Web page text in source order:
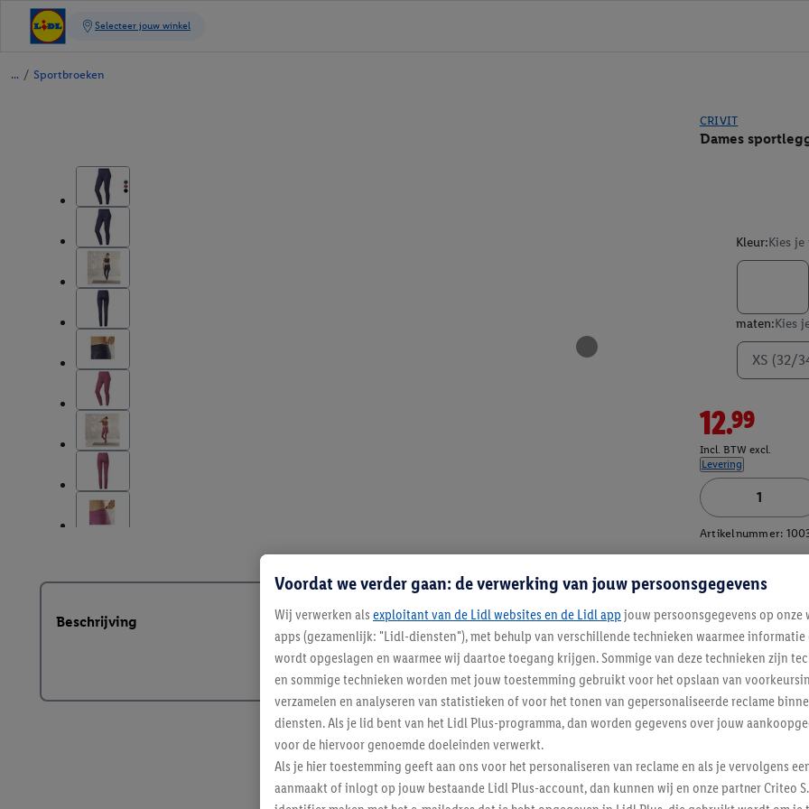
/ Sportbroeken
CRIVIT
Dames
Kleur:Kies
maten:Kies
XS (32/
12.99
Incl. BTW excl.
Levering
Artikelnummer:
Beschrijving
Voordat we verder gaan: de verwerking van jouw persoonsgegevens
Wij verwerken als exploitant van de Lidl websites en de Lidl app jouw persoonsgegevens op onze
apps (gezamenlijk: "Lidl-diensten"), met behulp van verschillende technieken waarmee
wordt opgeslagen en waarmee wij daartoe toegang krijgen. Sommige van deze technieken zijn
en sommige technieken worden met jouw toestemming gebruikt voor het opslaan van
verzamelen en analyseren van statistieken of voor het tonen van gepersonaliseerde reclame
diensten. Als je lid bent van het Lidl Plus-programma, dan worden gegevens over jouw
voor de hiervoor genoemde doeleinden verwerkt.
Als je hier toestemming geeft aan ons voor het personaliseren van reclame en als je vervolgens
aanmaakt of inlogt op jouw bestaande Lidl Plus-account, dan kunnen wij en onze partner Criteo